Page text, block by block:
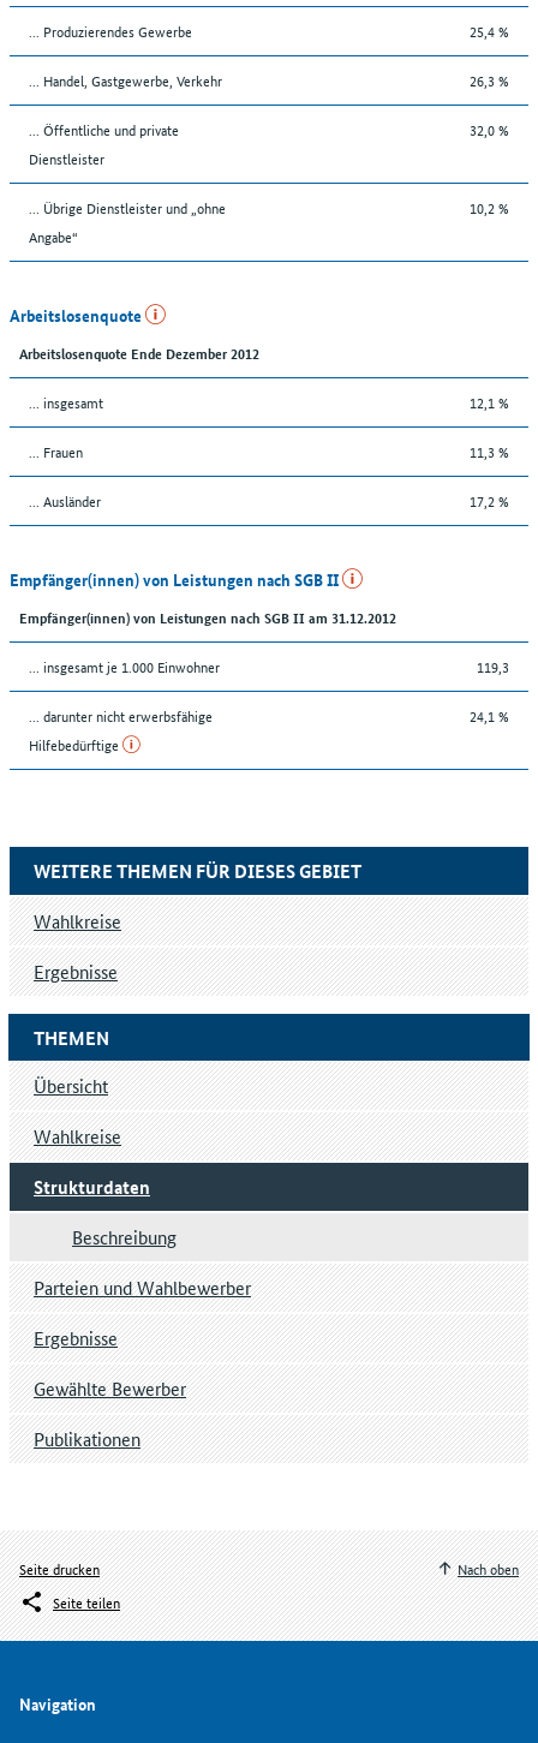
... Produzierendes Gewerbe 25,4 %
... Handel, Gastgewerbe, Verkehr 26,3 %
... Öffentliche und private
Dienstleister
32,0 %
... Übrige Dienstleister und „ohne
Angabe“
10,2 %
Arbeitslosenquote
Arbeitslosenquote Ende Dezember 2012
... insgesamt 12,1 %
... Frauen 11,3 %
... Ausländer 17,2 %
Empfänger(innen) von Leistungen nach SGB II
Empfänger(innen) von Leistungen nach SGB II am 31.12.2012
... insgesamt je 1.000 Einwohner 119,3
... darunter nicht erwerbsfähige
Hilfebedürftige
24,1 %
THEMEN
Übersicht
Wahlkreise
Strukturdaten
Beschreibung
Parteien und Wahlbewerber
Ergebnisse
Gewählte Bewerber
Publikationen
WEITERE THEMEN FÜR DIESES GEBIET
Wahlkreise
Ergebnisse
Seite drucken
Seite teilen
Nach oben
Navigation